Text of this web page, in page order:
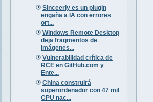
Sinceerly es un plugin
engaña a IA con errores
ort...
Windows Remote Desktop
deja fragmentos de
imágenes...
Vulnerabilidad crítica de
RCE en GitHub.com y
Ente...
China construirá
superordenador con 47 mil
CPU nac...